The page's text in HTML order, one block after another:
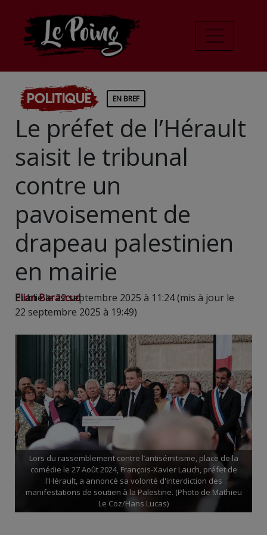
Politique EN BREF
Le préfet de l’Hérault
saisit le tribunal
contre un
pavoisement de
drapeau palestinien
en mairie
Elian Barascud
Publié le 22 septembre 2025 à 11:24 (mis à jour le
22 septembre 2025 à 19:49)
Lors du rassemblement contre l’antisémitisme, place de la
comédie le 27 Août 2024, François-Xavier Lauch, préfet de
l'Hérault, a annoncé sa volonté d'interdiction des
manifestations de soutien à la Palestine. (Photo de Mathieu
Le Coz/Hans Lucas)